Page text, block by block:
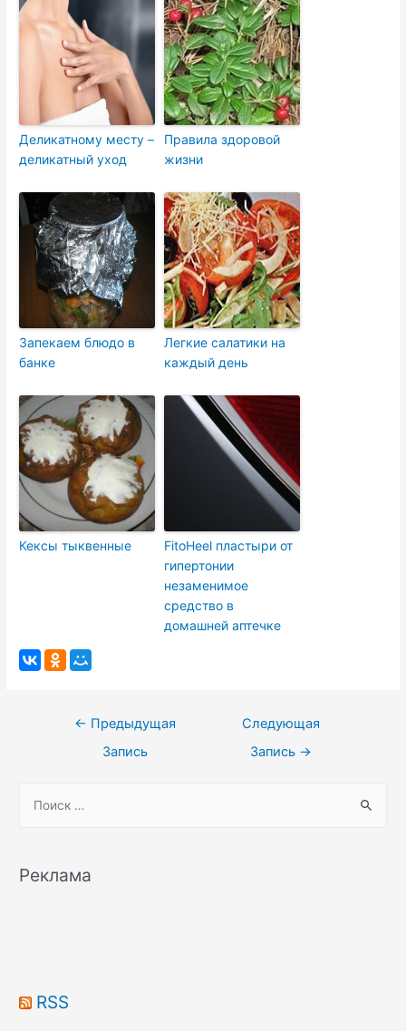
Деликатному месту –
деликатный уход
Правила здоровой
жизни
Запекаем блюдо в
банке
Легкие салатики на
каждый день
Кексы тыквенные
FitoHeel пластыри от
гипертонии
незаменимое
средство в
домашней аптечке
Навигация
← Предыдущая
Запись
Следующая
Запись →
r
:
Реклама
RSS